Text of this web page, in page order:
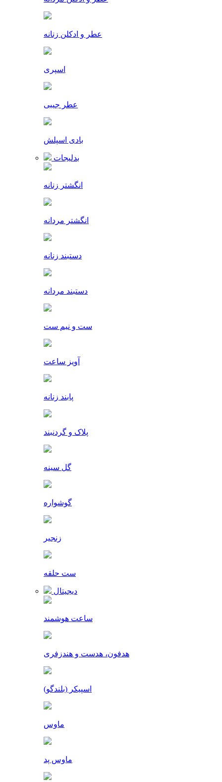
عطر و ادکلن زنانه
اسپری
عطر جیبی
بادی اسپلش
بدلیجات
انگشتر زنانه
انگشتر مردانه
دستبند زنانه
دستبند مردانه
ست و نیم ست
آویز ساعت
پابند زنانه
پلاک و گردنبند
گل سینه
گوشواره
زنجیر
ست حلقه
دیجیتال
ساعت هوشمند
هدفون، هدست و هندزفری
اسپیکر (بلندگو)
ماوس
ماوس پد